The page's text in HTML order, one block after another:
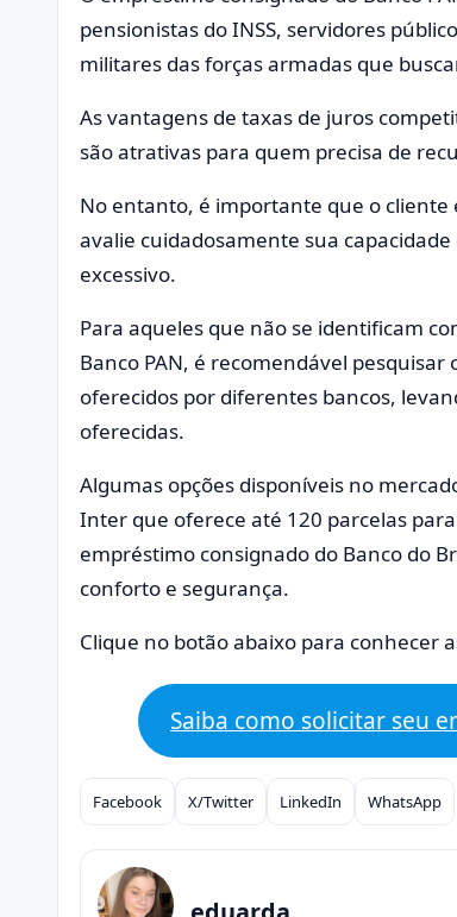
pensionistas do INSS, servidores
militares das forças armadas que
As vantagens de taxas de juros
são atrativas para quem precisa de
No entanto, é importante que o cliente
avalie cuidadosamente sua
excessivo.
Para aqueles que não se identificam
Banco PAN, é recomendável
oferecidos por diferentes bancos,
oferecidas.
Algumas opções disponíveis no
Inter que oferece até 120 parcelas
empréstimo consignado do Banco do
conforto e segurança.
Clique no botão abaixo para conhecer
Saiba como solicitar seu
Compartilhar
Facebook X/Twitter LinkedIn WhatsApp